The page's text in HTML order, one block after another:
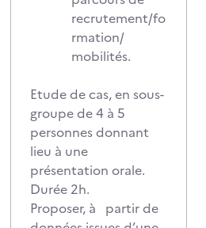
recrutement/fo
rmation/
mobilités.
Etude de cas, en sous-
groupe de 4 à 5
personnes donnant
lieu à une
présentation orale.
Durée 2h.
Proposer, à partir de